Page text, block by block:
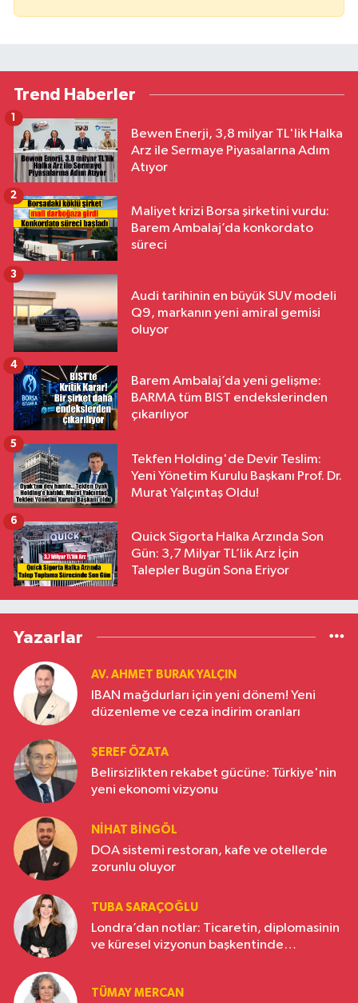
Trend Haberler
Bewen Enerji, 3,8 milyar TL'lik Halka
Arz ile Sermaye Piyasalarına Adım
Atıyor
1
Maliyet krizi Borsa şirketini vurdu:
Barem Ambalaj’da konkordato
süreci
2
Audi tarihinin en büyük SUV modeli
Q9, markanın yeni amiral gemisi
oluyor
3
Barem Ambalaj’da yeni gelişme:
BARMA tüm BIST endekslerinden
çıkarılıyor
4
Tekfen Holding'de Devir Teslim:
Yeni Yönetim Kurulu Başkanı Prof. Dr.
Murat Yalçıntaş Oldu!
5
Quick Sigorta Halka Arzında Son
Gün: 3,7 Milyar TL’lik Arz İçin
Talepler Bugün Sona Eriyor
6
Yazarlar
AV. AHMET BURAK YALÇIN
IBAN mağdurları için yeni dönem! Yeni
düzenleme ve ceza indirim oranları
ŞEREF ÖZATA
Belirsizlikten rekabet gücüne: Türkiye'nin
yeni ekonomi vizyonu
NIHAT BINGÖL
DOA sistemi restoran, kafe ve otellerde
zorunlu oluyor
TUBA SARAÇOĞLU
Londra’dan notlar: Ticaretin, diplomasinin
ve küresel vizyonun başkentinde
TÜMAY MERCAN